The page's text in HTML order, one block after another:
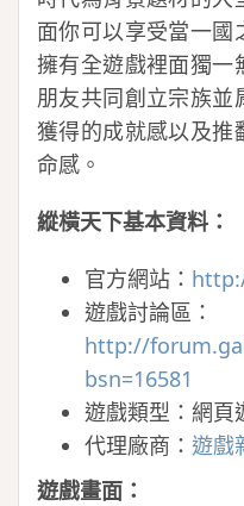
面你可以享受當一國
擁有全遊戲裡面獨一
朋友共同創立宗族並
獲得的成就感以及推
命感。
縱橫天下基本資料：
官方網站：
遊戲討論區：
http://
bsn=16581
遊戲類型：網頁
代理廠商： 遊戲
遊戲畫面：